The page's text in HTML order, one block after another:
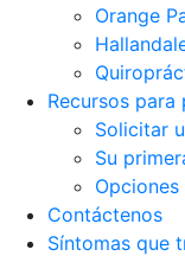
Orange
Recursos para
Solicitar
Su
Contáctenos
Síntomas que